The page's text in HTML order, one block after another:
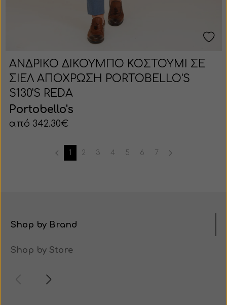
ΑΝΔΡΙΚΟ ΔΙΚΟΥΜΠΟ ΚΟΣΤΟΥΜΙ ΣΕ
ΣΙΕΛ ΑΠΟΧΡΩΣΗ PORTOBELLO'S
S130'S REDA
Portobello's
από 342.30€
1 2 3 4 5 6 7
Shop by Brand
Shop by Store